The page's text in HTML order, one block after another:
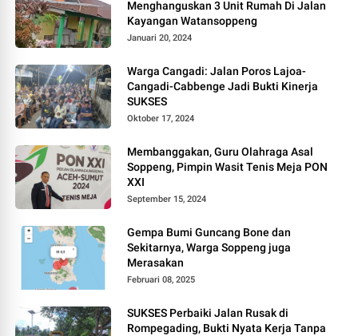
Menghanguskan 3 Unit Rumah Di Jalan
Kayangan Watansoppeng
Januari 20, 2024
Warga Cangadi: Jalan Poros Lajoa-
Cangadi-Cabbenge Jadi Bukti Kinerja
SUKSES
Oktober 17, 2024
Membanggakan, Guru Olahraga Asal
Soppeng, Pimpin Wasit Tenis Meja PON
XXI
September 15, 2024
Gempa Bumi Guncang Bone dan
Sekitarnya, Warga Soppeng juga
Merasakan
Februari 08, 2025
SUKSES Perbaiki Jalan Rusak di
Rompegading, Bukti Nyata Kerja Tanpa